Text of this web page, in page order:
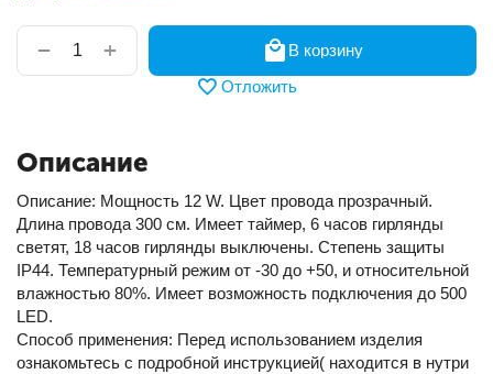
+
−
В корзину
Отложить
Описание
Описание: Мощность 12 W. Цвет провода прозрачный.
Длина провода 300 см. Имеет таймер, 6 часов гирлянды
светят, 18 часов гирлянды выключены. Степень защиты
IP44. Температурный режим от -30 до +50, и относительной
влажностью 80%. Имеет возможность подключения до 500
LED.
Способ применения: Перед использованием изделия
ознакомьтесь с подробной инструкцией( находится в нутри